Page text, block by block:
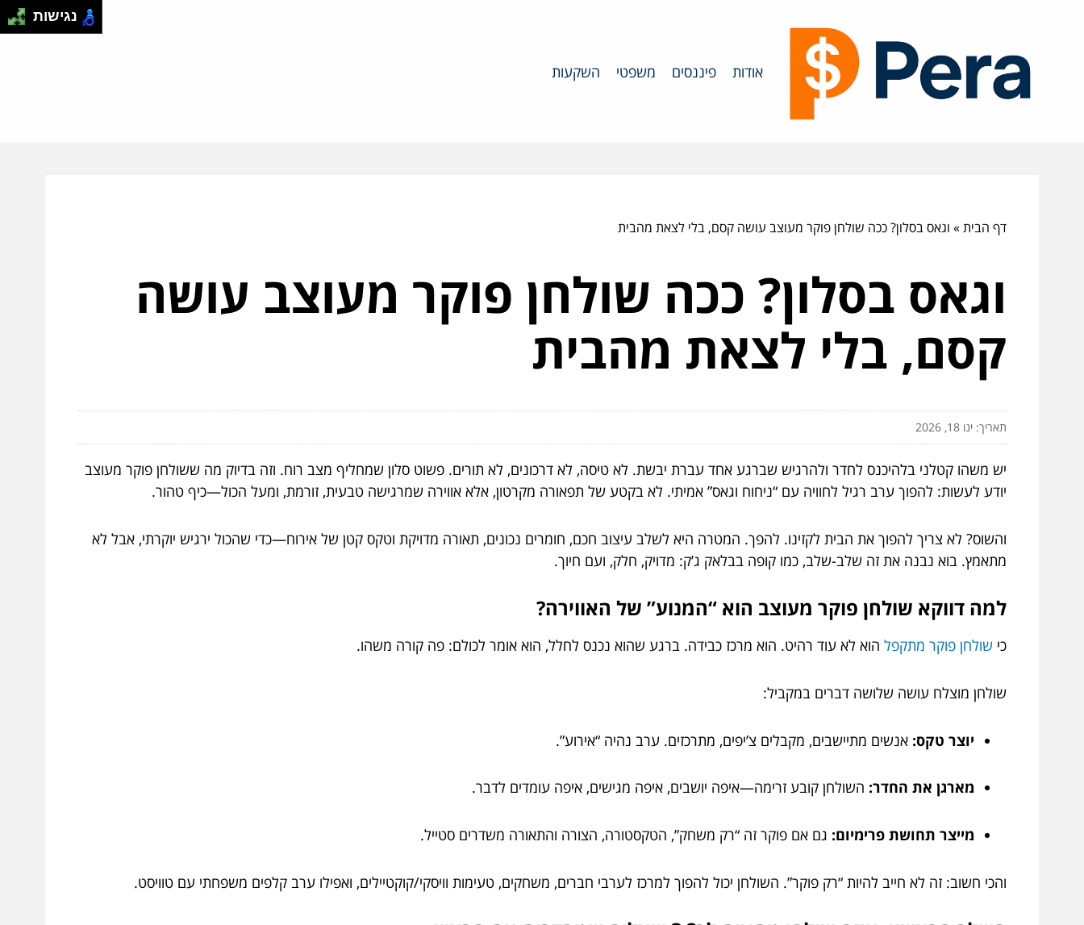
אודות פיננסים משפטי השקעות
דף הבית» וגאס בסלון? ככה שולחן פוקר מעוצב עושה קסם, בלי לצאת מהבית
וגאס בסלון? ככה שולחן פוקר מעוצב עושה
קסם, בלי לצאת מהבית
תאריך: ינו 18, 2026
יש משהו קטלני בלהיכנס לחדר ולהרגיש שברגע אחד עברת יבשת. לא טיסה, לא דרכונים, לא תורים. פשוט סלון שמחליף מצב רוח. וזה בדיוק מה ששולחן פוקר מעוצב
יודע לעשות: להפוך ערב רגיל לחוויה עם “ניחוח וגאס” אמיתי. לא בקטע של תפאורה מקרטון, אלא אווירה שמרגישה טבעית, זורמת, ומעל הכול—כיף טהור.
והשוס? לא צריך להפוך את הבית לקזינו. להפך. המטרה היא לשלב עיצוב חכם, חומרים נכונים, תאורה מדויקת וטקס קטן של אירוח—כדי שהכול ירגיש יוקרתי, אבל לא
מתאמץ. בוא נבנה את זה שלב-שלב, כמו קופה בבלאק ג’ק: מדויק, חלק, ועם חיוך.
למה דווקא שולחן פוקר מעוצב הוא “המנוע” של האווירה?
כי שולחן פוקר מתקפל הוא לא עוד רהיט. הוא מרכז כבידה. ברגע שהוא נכנס לחלל, הוא אומר לכולם: פה קורה משהו.
שולחן מוצלח עושה שלושה דברים במקביל:
יוצר טקס: אנשים מתיישבים, מקבלים צ’יפים, מתרכזים. ערב נהיה “אירוע”.
מארגן את החדר: השולחן קובע זרימה—איפה יושבים, איפה מגישים, איפה עומדים לדבר.
מייצר תחושת פרימיום: גם אם פוקר זה “רק משחק”, הטקסטורה, הצורה והתאורה משדרים סטייל.
והכי חשוב: זה לא חייב להיות “רק פוקר”. השולחן יכול להפוך למרכז לערבי חברים, משחקים, טעימות וויסקי/קוקטיילים, ואפילו ערב קלפים משפחתי עם טוויסט.
נגישות